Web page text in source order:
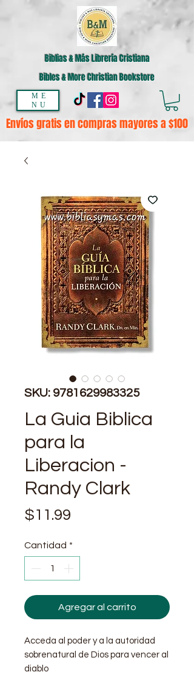
ME
NU
Biblias & Más Librería Cristiana
Bibles & More Christian Bookstore
Envíos gratis en compras mayores a $100
SKU: 9781629983325
La Guia Biblica
para la
Liberacion -
Randy Clark
$11.99
Cantidad *
Agregar al carrito
Acceda al poder y a la autoridad
sobrenatural de Dios para vencer al
diablo